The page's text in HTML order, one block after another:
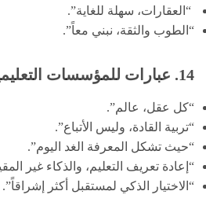
“العقارات، سهلة للغاية”.
“الطوب والثقة، نبني معاً”.
14. عبارات للمؤسسات التعليمية
“كل عقل، عالم”.
“تربية القادة، وليس الأتباع”.
“حيث تشكل المعرفة الغد اليوم”.
“إعادة تعريف التعليم، والذكاء غير
“الاختيار الذكي لمستقبل أكثر إشراقاً”.